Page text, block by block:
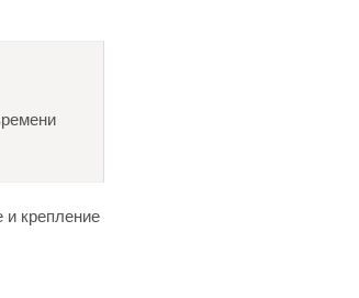
и крепление